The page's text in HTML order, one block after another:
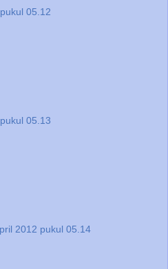
05.12
05.13
2012 pukul 05.14